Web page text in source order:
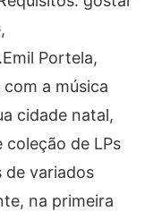
Portela,
a música
cidade natal,
de LPs
de variados
na primeira